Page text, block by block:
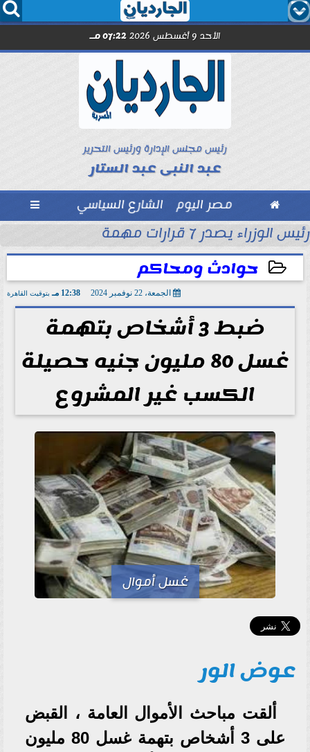
  
الأحد 9 أغسطس 2026 07:22 مـ
رئيس مجلس الإدارة ورئيس التحرير
عبد النبى عبد الستار
 مصر اليوم الشارع السياسي 
مع الصحفيين حاملى كارنيه النقابة
رئيس الوزراء يصدر 7 قرارات مهمة
حوادث ومحاكم
الجمعة، 22 نوفمبر 2024 12:38 مـ بتوقيت القاهرة
ضبط 3 أشخاص بتهمة
غسل 80 مليون جنيه حصيلة
الكسب غير المشروع
غسل أموال
عوض الور
ألقت مباحث الأموال العامة ، القبض
على 3 أشخاص بتهمة غسل 80 مليون